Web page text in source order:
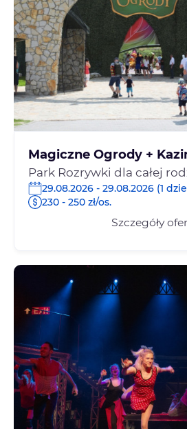
Magiczne Ogrody +
Park Rozrywki dla całej
29.08.2026 - 29.08.2026 (1
230 - 250 zł/os.
Szczegóły